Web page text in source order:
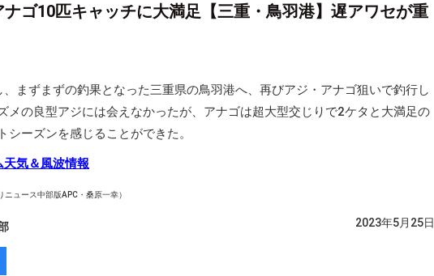
ゴ10匹キャッチに大満足【三重・鳥羽港】遅アワセが重
まずまずの釣果となった三重県の鳥羽港へ、再びアジ・アナゴ狙いで釣行し
メの良型アジには会えなかったが、アナゴは超大型交じりで2ケタと大満足の
シーズンを感じることができた。
気＆風波情報
ニュース中部版APC・桑原一幸）
2023年5月25日